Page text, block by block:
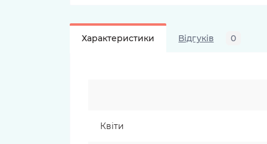
Характеристики Відгуків 0
Квіти